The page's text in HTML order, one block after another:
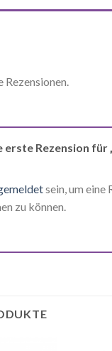
Rezensionen.
erste Rezension für
sein, um eine
zu können.